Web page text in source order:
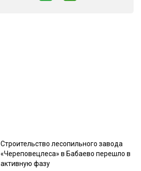
Строительство лесопильного завода
«Череповецлеса» в Бабаево перешло в
активную фазу